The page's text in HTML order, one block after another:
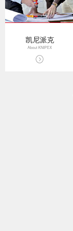
凯尼派克
About KNIPEX